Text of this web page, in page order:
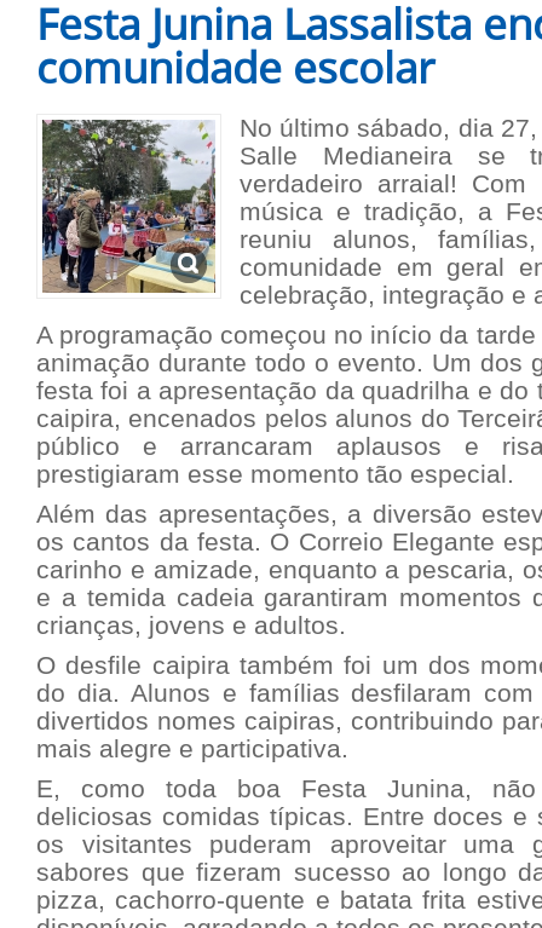
Festa Junina Lassalista
comunidade escolar
No último sábado, dia
Salle Medianeira se
verdadeiro arraial!
música e tradição, a
reuniu alunos,
comunidade em geral
celebração, integração e
A programação começou no início da
animação durante todo o evento. Um dos
festa foi a apresentação da quadrilha e do
caipira, encenados pelos alunos do
público e arrancaram aplausos e
prestigiaram esse momento tão especial.
Além das apresentações, a diversão
os cantos da festa. O Correio Elegante
carinho e amizade, enquanto a pescaria,
e a temida cadeia garantiram momentos
crianças, jovens e adultos.
O desfile caipira também foi um dos
do dia. Alunos e famílias desfilaram
divertidos nomes caipiras, contribuindo
mais alegre e participativa.
E, como toda boa Festa Junina,
deliciosas comidas típicas. Entre doces e
os visitantes puderam aproveitar uma
sabores que fizeram sucesso ao longo
pizza, cachorro-quente e batata frita